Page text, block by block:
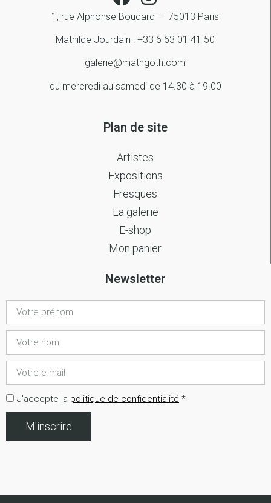
1, rue Alphonse Boudard – 75013 Paris
Mathilde Jourdain : +33 6 63 01 41 50
galerie@mathgoth.com
du mercredi au samedi de 14.30 à 19.00
Plan de site
Artistes
Expositions
Fresques
La galerie
E-shop
Mon panier
Newsletter
J'accepte la politique de confidentialité *
M'inscrire